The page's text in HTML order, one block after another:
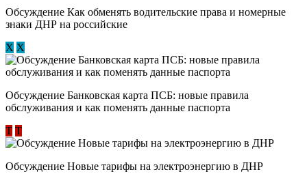
Обсуждение ​Как обменять водительские права и номерные
знаки ДНР на российские
Х Х
Обсуждение ​Банковская карта ПСБ: новые правила
обслуживания и как поменять данные паспорта
Т Т
Обсуждение Новые тарифы на электроэнергию в ДНР